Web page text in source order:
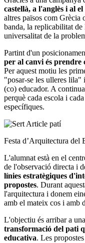
castellà, a l'anglès i al el
altres països com Grècia
banda, la replicabilitat
universalitat de la
Partint d'un
per al canvi és prendre
Per aquest motiu les
"posar-se les ulleres lila"
(co) educador. A
perquè cada escola i
específiques.
Festa d’Arquitectura
L'alumnat està en el
de l'observació directa i
línies estratègiques
propostes. Durant
l'arquitectura i donem
amb el mateix cos i amb
L'objectiu és arribar a
transformació del pati
educativa. Les